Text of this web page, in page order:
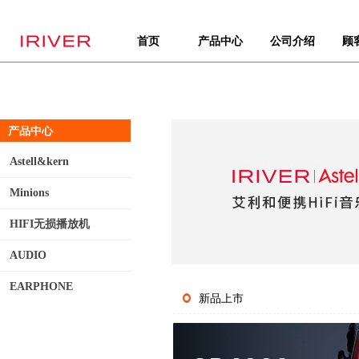
首页 产品中心 公司介绍 顾
新品上市
Astell&kern
Minions
HIFI无损播放机
AUDIO
EARPHONE
产品中心